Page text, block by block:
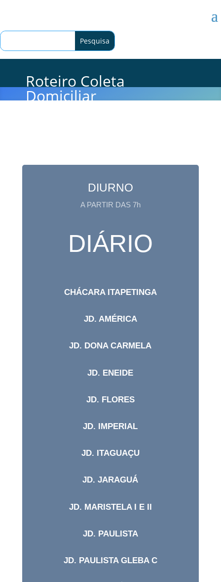
Roteiro Coleta
Domiciliar
DIURNO
A PARTIR DAS 7h
DIÁRIO
CHÁCARA ITAPETINGA
JD. AMÉRICA
JD. DONA CARMELA
JD. ENEIDE
JD. FLORES
JD. IMPERIAL
JD. ITAGUAÇU
JD. JARAGUÁ
JD. MARISTELA I E II
JD. PAULISTA
JD. PAULISTA GLEBA C